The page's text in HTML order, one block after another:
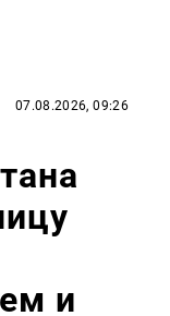
07.08.2026, 09:26
и